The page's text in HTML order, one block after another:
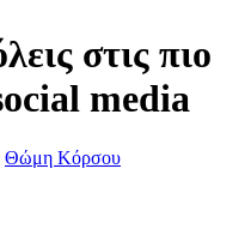
στις πιο
media
Θώμη Κόρσου